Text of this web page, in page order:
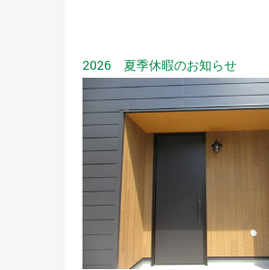
2026 夏季休暇のお知らせ